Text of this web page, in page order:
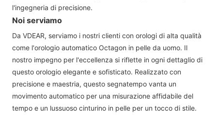
l'ingegneria di precisione.
Noi serviamo
Da VDEAR, serviamo i nostri clienti con orologi di alta qualità
come l'orologio automatico Octagon in pelle da uomo. Il
nostro impegno per l'eccellenza si riflette in ogni dettaglio di
questo orologio elegante e sofisticato. Realizzato con
precisione e maestria, questo segnatempo vanta un
movimento automatico per una misurazione affidabile del
tempo e un lussuoso cinturino in pelle per un tocco di stile.